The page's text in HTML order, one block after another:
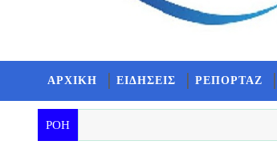
ΑΡΧΙΚΗ ΕΙΔΗΣΕΙΣ ΡΕΠΟΡΤΑΖ
ΡΟΗ